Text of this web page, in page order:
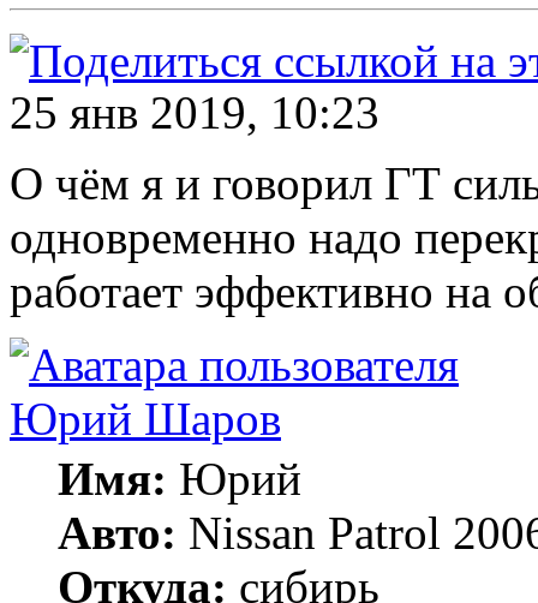
25 янв 2019, 10:23
О чём я и говорил ГТ
одновременно надо
работает эффективно на
Юрий Шаров
Имя: Юрий
Авто: Nissan Patrol
Откуда: сибирь